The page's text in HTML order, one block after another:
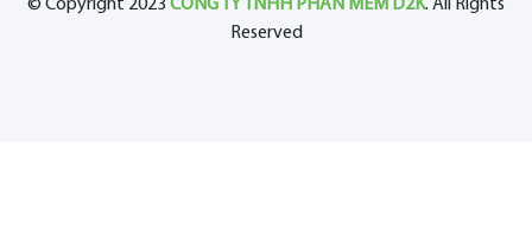
© Copyright 2023 CÔNG TY TNHH PHẦN MỀM D2K. All Rights
Reserved